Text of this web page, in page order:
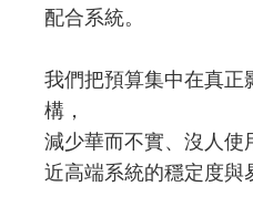
配合系統。
我們把預算集中在真正
構，
減少華而不實、沒人使
近高端系統的穩定度與